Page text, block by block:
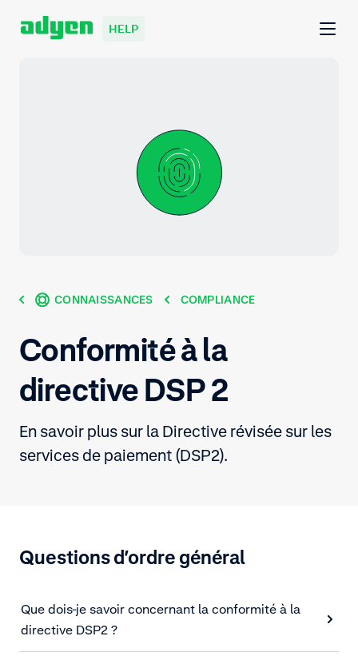
HELP
CONNAISSANCES COMPLIANCE
Conformité à la
directive DSP 2
En savoir plus sur la Directive révisée sur les
services de paiement (DSP2).
Questions d’ordre général
Que dois-je savoir concernant la conformité à la
directive DSP2 ?